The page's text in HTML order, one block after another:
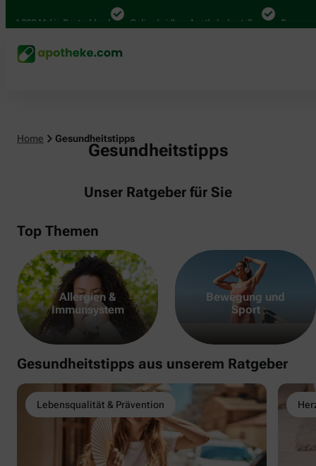
Mal in Deutschland Online bei Ihrer Apotheke bestellen Bequem
Home Gesundheitstipps
Gesundheitstipps
Unser Ratgeber für Sie
Top Themen
Allergien &
Immunsystem
Bewegung und
Sport
Gesundheitstipps aus unserem Ratgeber
Lebensqualität & Prävention